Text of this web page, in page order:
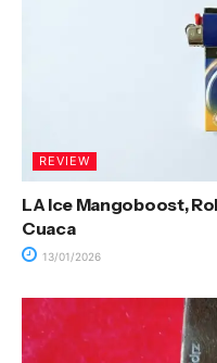
REVIEW
LA Ice Mangoboost,
Cuaca
13/01/2026